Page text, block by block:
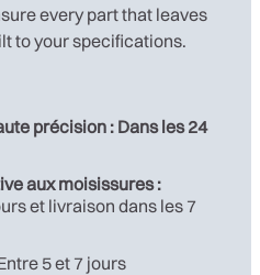
every part that leaves
to your specifications.
précision : Dans les 24
aux moisissures :
et livraison dans les 7
5 et 7 jours